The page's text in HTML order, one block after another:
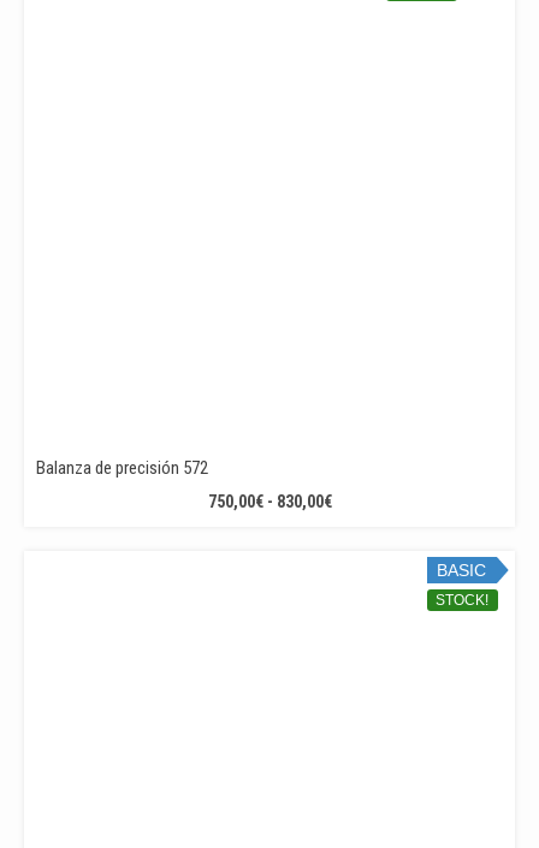
Balanza de precisión 572
750,00€ - 830,00€RANGO
BASIC
STOCK!